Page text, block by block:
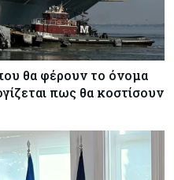
θα φέρουν το όνομα
πως θα κοστίσουν